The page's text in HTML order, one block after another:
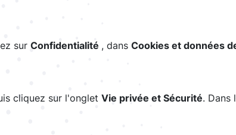
sur Confidentialité , dans Cookies et données
cliquez sur l'onglet Vie privée et Sécurité. Dans